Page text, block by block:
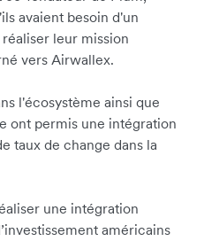
avaient besoin d'un
leur mission
vers Airwallex.
l'écosystème ainsi que
ont permis une intégration
taux de change dans la
une intégration
américains